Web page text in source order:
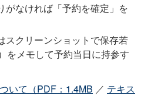
がなければ「予約を確定」を
スクリーンショットで保存若
をメモして予約当日に持参す
いて（PDF：1.4MB ／ テキス